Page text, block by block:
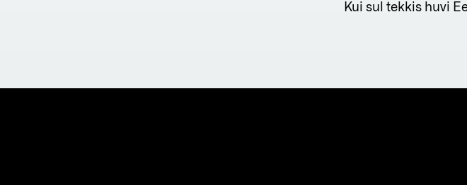
Kui sul tekkis huvi